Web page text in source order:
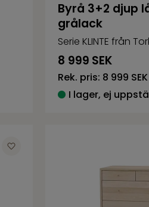
Byrå 3+2 djup
grålack
Serie KLINTE från
8 999 SEK
Rek. pris: 8 999 SEK
I lager, ej